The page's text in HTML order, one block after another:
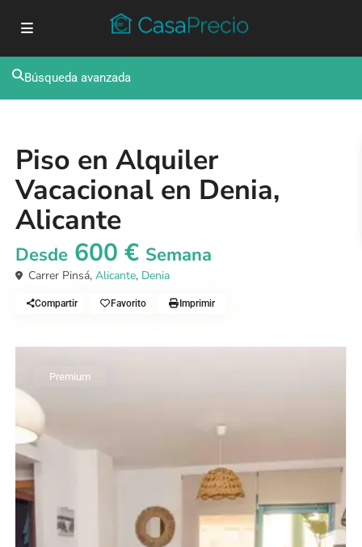
Búsqueda avanzada
Piso en Alquiler
Vacacional en Denia,
Alicante
Desde600 € Semana
Carrer Pinsá, Alicante, Denia
Compartir Favorito Imprimir
Premium